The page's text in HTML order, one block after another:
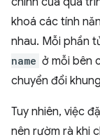
khoá các tính
nhau. Mỗi phần
name ở mỗi bên
chuyển đổi
Tuy nhiên, việc
nên rườm rà khi